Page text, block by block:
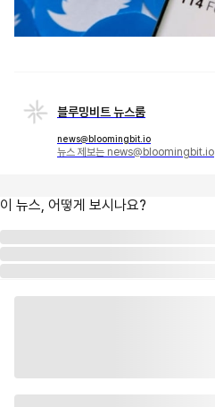
블루밍비트 뉴스룸
news@bloomingbit.io
뉴스 제보는 news@bloomingbit.io
이 뉴스, 어떻게 보시나요?